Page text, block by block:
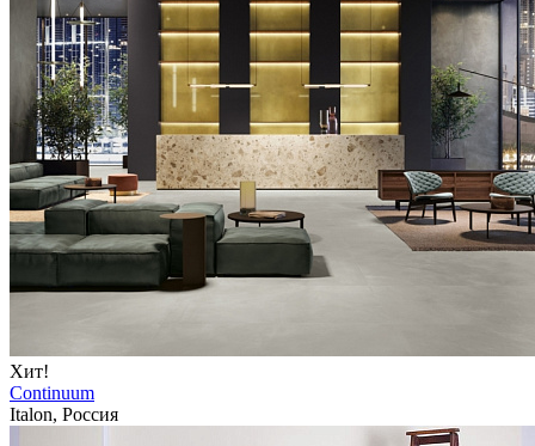
Хит!
Continuum
Italon, Россия